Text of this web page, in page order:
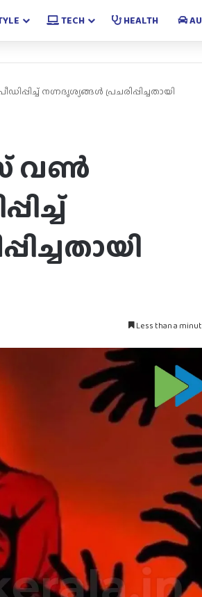
TECH HEALTH
നഗ്നദൃശ്യങ്ങൾ പ്രചരിപ്പിച്ചതായി
വൺ
Less than a